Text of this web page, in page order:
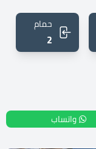
حمام
2
واتساب